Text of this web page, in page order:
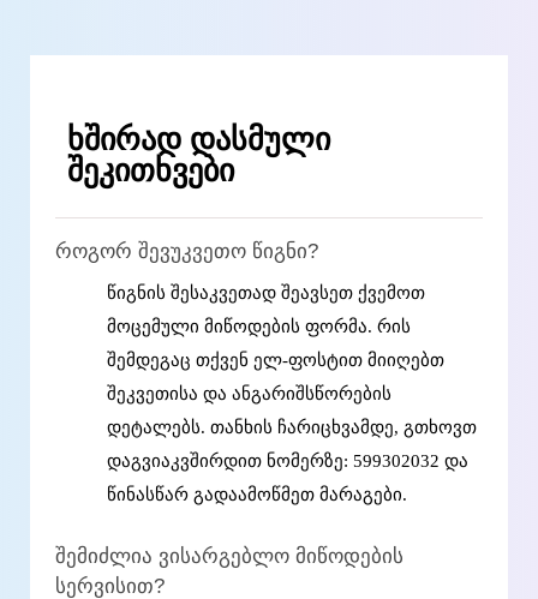
ხშირად დასმული
შეკითხვები
როგორ შევუკვეთო წიგნი?
წიგნის შესაკვეთად შეავსეთ ქვემოთ
მოცემული მიწოდების ფორმა. რის
შემდეგაც თქვენ ელ-ფოსტით მიიღებთ
შეკვეთისა და ანგარიშსწორების
დეტალებს. თანხის ჩარიცხვამდე, გთხოვთ
დაგვიაკვშირდით ნომერზე: 599302032 და
წინასწარ გადაამოწმეთ მარაგები.
შემიძლია ვისარგებლო მიწოდების
სერვისით?